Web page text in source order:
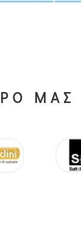
ΜΑΣ